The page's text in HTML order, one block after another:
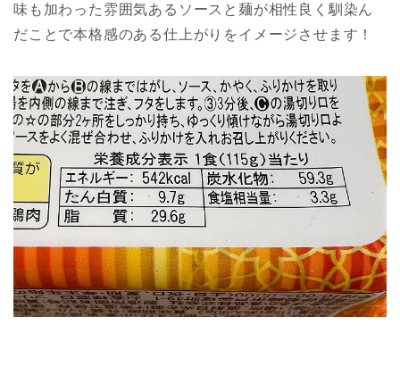
味も加わった雰囲気あるソースと麺が相性良く馴染ん
だことで本格感のある仕上がりをイメージさせます！